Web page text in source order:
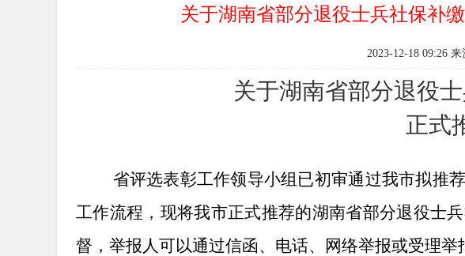
关于湖南省部分退役士兵社保补
2023-12-18 09:26
关于湖南省部分退役
正式
省评选表彰工作领导小组已初审通过我市拟推
工作流程，现将我市正式推荐的湖南省部分退役士
督，举报人可以通过信函、电话、网络举报或受理举